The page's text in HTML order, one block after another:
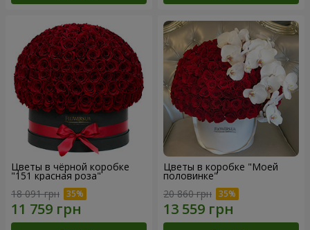
Цветы в чёрной коробке
"151 красная роза"
18 091 грн
Цветы в коробке "Моей
половинке"
20 860 грн